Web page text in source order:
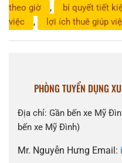
theo giờ
, bí quyết tiết
việc
, lợi ích thuê giúp
PHÒNG TUYỂN DỤNG
Địa chỉ: Gần bến xe Mỹ
bến xe Mỹ Đình)
Mr. Nguyễn Hưng Email: